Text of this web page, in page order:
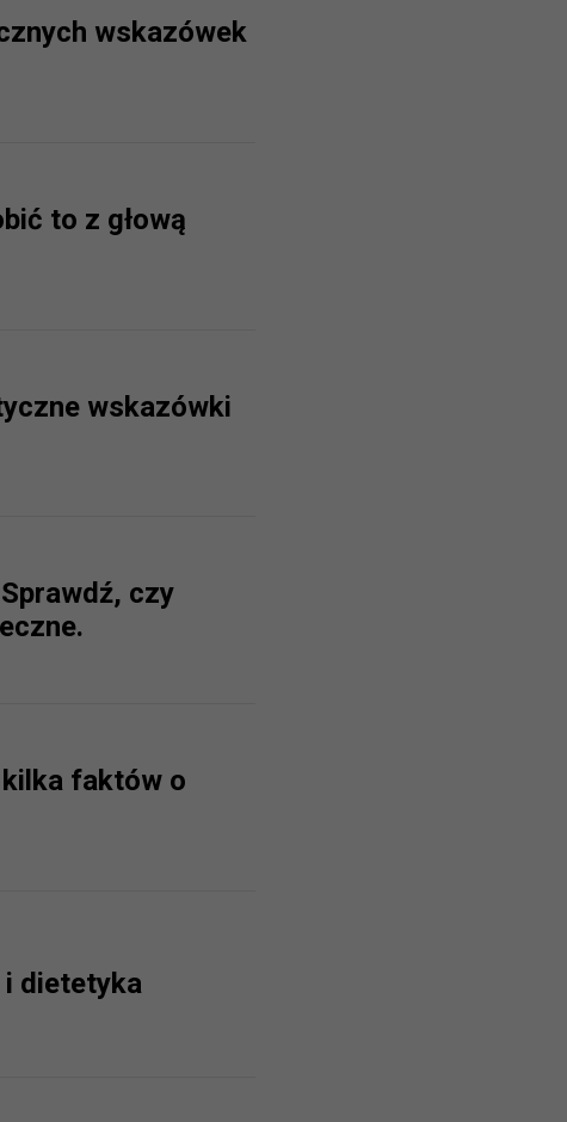
wskazówek
to z głową
wskazówki
czy
kilka faktów o
i dietetyka
i sprawić, że będą maksymalnie odpowiadać Twoim
podmiotom uprawnionym do uzyskania danych na podstawie
tylko gdy wystąpią z żądaniem w oparciu o stosowną podstawę
dane o ruchu użytkowników zbierane są przez naszych
usunięcia lub ograniczenia ich przetwarzania. Możesz
sprzeciw oraz skorzystać z innych praw wymienionych
zgodnej z obowiązującymi przepisami, podstawie prawnej.
w usługach, z których korzystasz). Taką podstawą
jest tzw. uzasadniony interes administratora.
trzecich będzie odbywać się na podstawie Twojej dobrowolnej